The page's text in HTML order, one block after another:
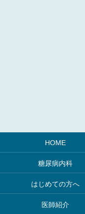
HOME
糖尿病内科
はじめての方へ
医師紹介